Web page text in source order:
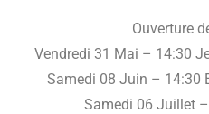
Ouverture
Vendredi 31 Mai – 14:30
Samedi 08 Juin – 14:30
Samedi 06 Juillet